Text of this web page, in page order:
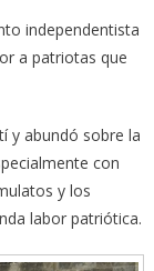
independentista
a patriotas que
y abundó sobre la
con
y los
labor patriótica.